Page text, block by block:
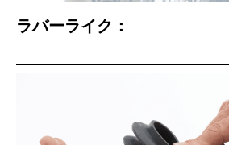
ラバーライク：